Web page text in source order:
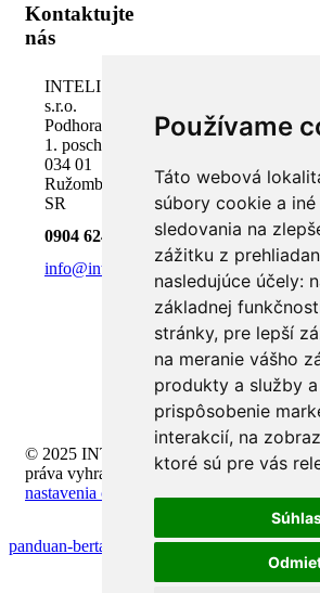
Používame
Táto webová
súbory cookie a
sledovania na
zážitku z
nasledujúce účely:
základnej
stránky, pre lepší
na meranie vášho
produkty a služby a
prispôsobenie
interakcií, na
ktoré sú pre vás
Kontaktujte
nás
INTELI.SK,
s.r.o.
Podhora 18,
1. poschodie
034 01
Ružomberok,
SR
0904 624 918
info@inteli.sk
© 2025 INTELI.SK, s.r.o., všetky
práva vyhradené -
upraviť
nastavenia cookies
panduan-bertaruh-dengan-anggaran-